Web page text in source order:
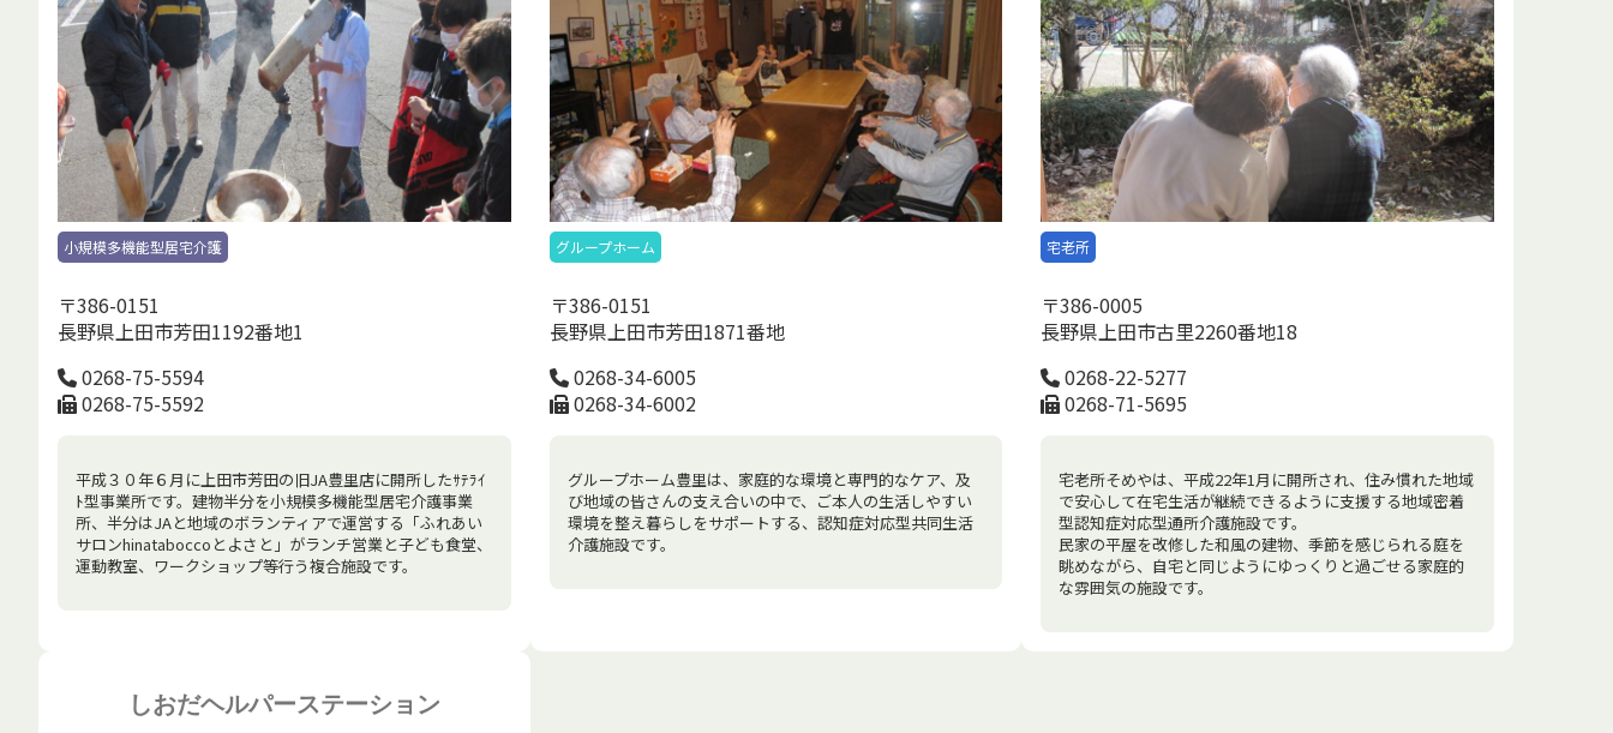
小規模多機能型居宅介護
〒386-0151
長野県上田市芳田1192番地1
0268-75-5594
0268-75-5592
平成３０年６月に上田市芳田の旧JA豊里店に開所したｻﾃﾗｲ
ﾄ型事業所です。建物半分を小規模多機能型居宅介護事業
所、半分はJAと地域のボランティアで運営する「ふれあい
サロンhinataboccoとよさと」がランチ営業と子ども食堂、
運動教室、ワークショップ等行う複合施設です。
グループホーム
〒386-0151
長野県上田市芳田1871番地
0268-34-6005
0268-34-6002
グループホーム豊里は、家庭的な環境と専門的なケア、及
び地域の皆さんの支え合いの中で、ご本人の生活しやすい
環境を整え暮らしをサポートする、認知症対応型共同生活
介護施設です。
宅老所
〒386-0005
長野県上田市古里2260番地18
0268-22-5277
0268-71-5695
宅老所そめやは、平成22年1月に開所され、住み慣れた地域
で安心して在宅生活が継続できるように支援する地域密着
型認知症対応型通所介護施設です。
民家の平屋を改修した和風の建物、季節を感じられる庭を
眺めながら、自宅と同じようにゆっくりと過ごせる家庭的
な雰囲気の施設です。
しおだヘルパーステーション